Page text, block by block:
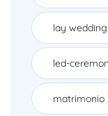
lay
led-
matrimonio